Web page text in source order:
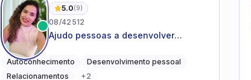
5.0(9)
08/42512
Ajudo pessoas a desenvolver
saudáveis
Autoconhecimento
Desenvolvimento pessoal
Relacionamentos
+2